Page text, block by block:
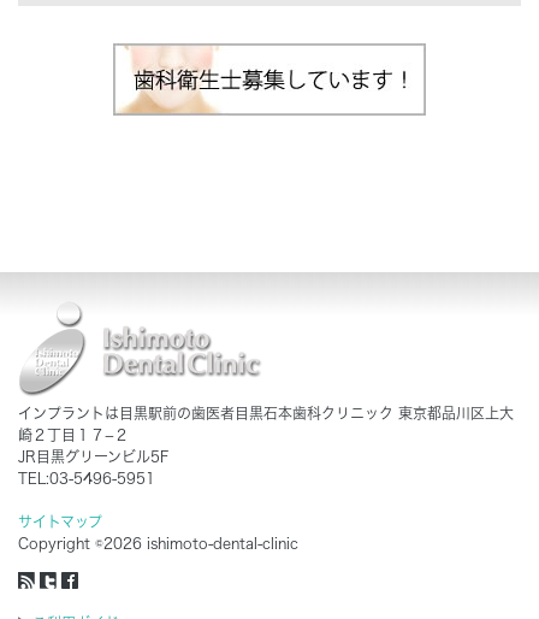
インプラントは目黒駅前の歯医者目黒石本歯科クリニック 東京都品川区上大
崎２丁目１７−２
JR目黒グリーンビル5F
TEL:03-5496-5951
サイトマップ
Copyright ©2026 ishimoto-dental-clinic